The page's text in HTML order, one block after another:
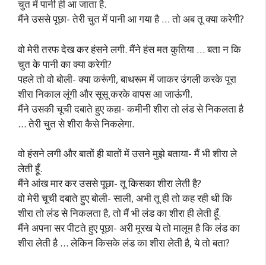
चुत में पानी ही आ जाता है.
मैंने उससे पूछा- तेरी चुत में पानी आ गया है … तो अब तू क्या करेगी?
वो मेरी तरफ देख कर हंसने लगी. मैंने हंस मत कुतिया … बता न कि
चुत के पानी का क्या करेगी?
पहले तो वो बोली- क्या करूंगी, बाथरूम में जाकर उंगली करके पूरा
शीरा निकाल लूंगी और सूसू करके वापस आ जाऊंगी.
मैंने उसकी चूची दबाते हुए कहा- कमीनी शीरा तो लंड से निकलता है
… तेरी चुत से शीरा कैसे निकलेगा.
वो हंसने लगी और बातों ही बातों में उसने मुझे बताया- मैं भी शीरा ले
लेती हूँ.
मैंने आंख मार कर उससे पूछा- तू किसका शीरा लेती है?
वो मेरी चूची दबाते हुए बोली- साली, अभी तू ही तो कह रही थी कि
शीरा तो लंड से निकलता है, तो मैं भी लंड का शीरा ही लेती हूँ.
मैंने अपना सर पीटते हुए पूछा- अरी मूरख ये तो मालूम है कि लंड का
शीरा लेती है … लेकिन किसके लंड का शीरा लेती है, ये तो बता?